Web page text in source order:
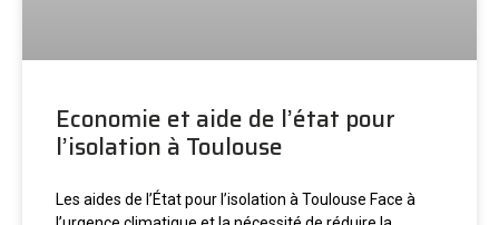
Economie et aide de l’état pour
l’isolation à Toulouse
Les aides de l’État pour l’isolation à Toulouse Face à